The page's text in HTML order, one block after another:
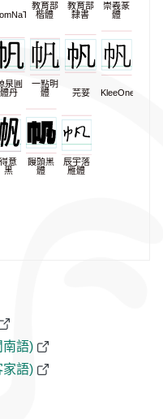
教育部
楷體
教育部
隸書
崇羲篆
體
泉圓
體丹
一點明
體
芫荽 KleeOne
得意
黑
饅頭黑
體
辰宇落
雁體
南語)
家語)